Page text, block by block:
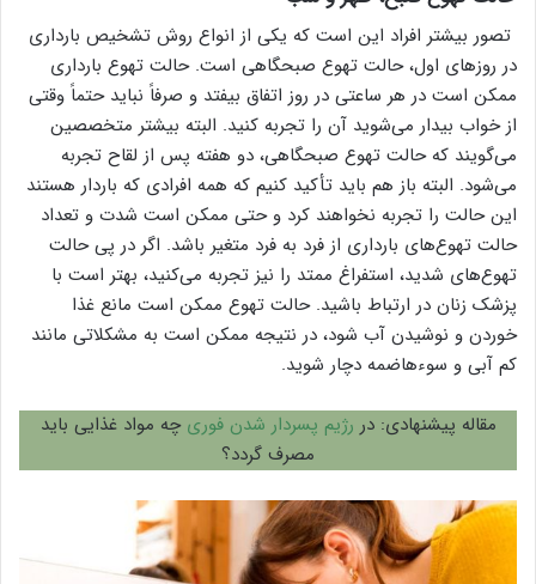
تصور بیشتر افراد این است که یکی از انواع روش تشخیص بارداری
در روزهای اول، حالت تهوع صبحگاهی است. حالت تهوع بارداری
ممکن است در هر ساعتی در روز اتفاق بیفتد و صرفاً نباید حتماً وقتی
از خواب بیدار می‌شوید آن را تجربه کنید. البته بیشتر متخصصین
می‌گویند که حالت تهوع صبحگاهی، دو هفته پس از لقاح تجربه
می‌شود. البته باز هم باید تأکید کنیم که همه افرادی که باردار هستند
این حالت را تجربه نخواهند کرد و حتی ممکن است شدت و تعداد
حالت تهوع‌های بارداری از فرد به فرد متغیر باشد. اگر در پی حالت
تهوع‌های شدید، استفراغ ممتد را نیز تجربه می‌کنید، بهتر است با
پزشک زنان در ارتباط باشید. حالت تهوع ممکن است مانع غذا
خوردن و نوشیدن آب شود، در نتیجه ممکن است به مشکلاتی مانند
کم آبی و سوءهاضمه دچار شوید.
مقاله پیشنهادی: در رژیم پسردار شدن فوری چه مواد غذایی باید
مصرف گردد؟